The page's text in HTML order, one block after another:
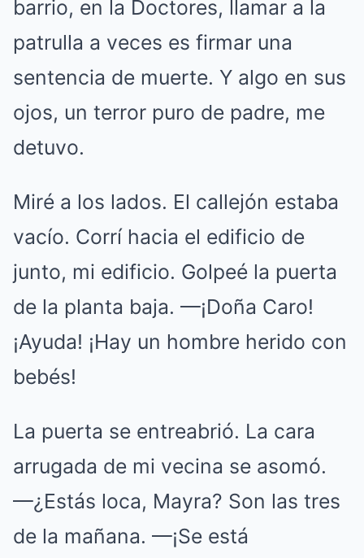
barrio, en la Doctores, llamar a la
patrulla a veces es firmar una
sentencia de muerte. Y algo en sus
ojos, un terror puro de padre, me
detuvo.
Miré a los lados. El callejón estaba
vacío. Corrí hacia el edificio de
junto, mi edificio. Golpeé la puerta
de la planta baja. —¡Doña Caro!
¡Ayuda! ¡Hay un hombre herido con
bebés!
La puerta se entreabrió. La cara
arrugada de mi vecina se asomó.
—¿Estás loca, Mayra? Son las tres
de la mañana. —¡Se está